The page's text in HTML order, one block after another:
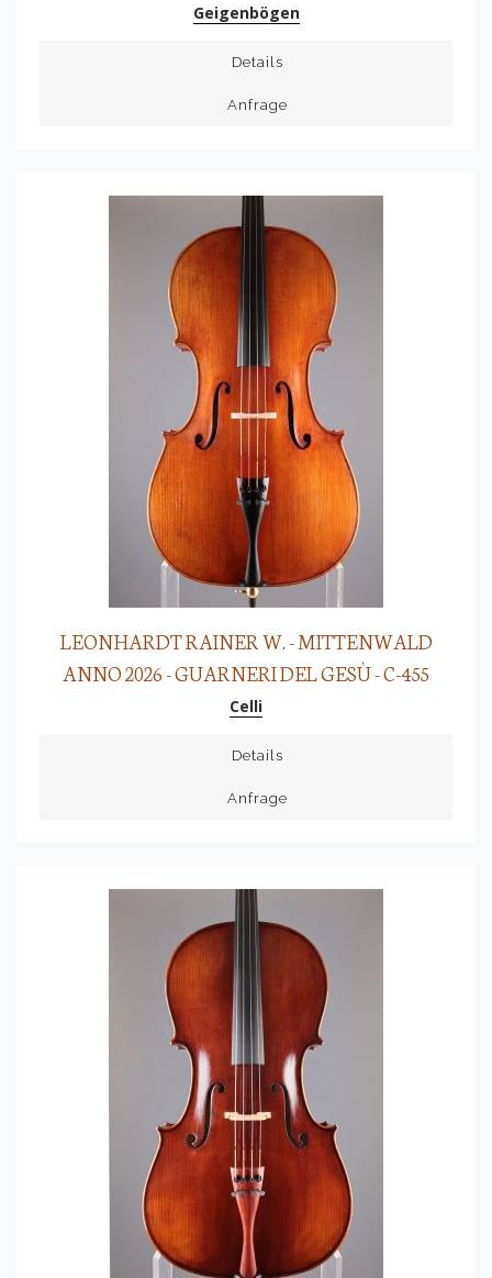
Geigenbögen
Details
Anfrage
LEONHARDT RAINER W. - MITTENWALD
ANNO 2026 - GUARNERI DEL GESÙ - C-455
Celli
Details
Anfrage